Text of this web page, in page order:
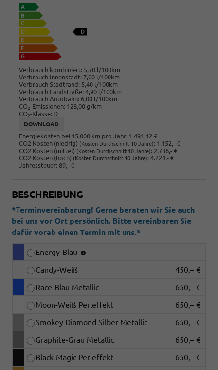
Verbrauch kombiniert: 5,70 l/100km
Verbrauch Innenstadt: 7,00 l/100km
Verbrauch Stadtrand: 5,40 l/100km
Verbrauch Landstraße: 4,90 l/100km
Verbrauch Autobahn: 6,00 l/100km
CO2-Emissionen: 128,00 g/km
CO2-Klasse: D
DOWNLOAD
Energiekosten bei 15.000 km pro Jahr: 1.491,12 €
CO2 Kosten (niedrig) (Kosten Durchschnitt 10 Jahre): 1.152,- €
CO2 Kosten (mittel) (Kosten Durchschnitt 10 Jahre): 2.736,- €
CO2 Kosten (hoch) (Kosten Durchschnitt 10 Jahre): 4.224,- €
Jahressteuer: 89,- €
BESCHREIBUNG
*Terminvereinbarung! Gerne beraten wir Sie auch
bei uns vor Ort persönlich. Bitte vereinbaren Sie
dafür vorab einen Termin mit uns.*
Energy-Blau
Candy-Weiß
450,– €
Race-Blau Metallic
650,– €
Moon-Weiß Perleffekt
650,– €
Smokey Diamond Silber Metallic
650,– €
Graphite-Grau Metallic
650,– €
Black-Magic Perleffekt
650,– €